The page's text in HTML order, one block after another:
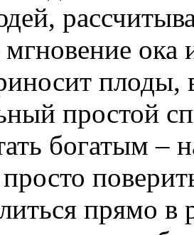
ока
плоды,
простой
богатым –
прямо в